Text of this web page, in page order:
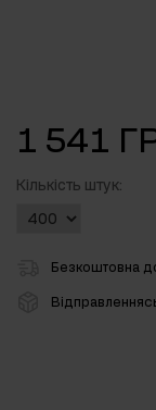
1 541
Кількість штук:
Безкоштовна